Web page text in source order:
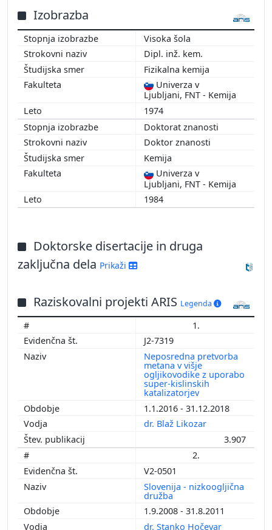
1976
1977
1982
1984
1985
1986
1987
1988
1990
1991
1992
1993
1995
Izobrazba
Visoka šola
Dipl. inž. kem.
Fizikalna kemija
Univerza v
Ljubljani, FNT - Kemija
1974
Doktorat znanosti
Doktor znanosti
Kemija
Univerza v
Ljubljani, FNT - Kemija
1984
Doktorske disertacije in druga
zaključna dela Prikaži
Raziskovalni projekti ARIS Legenda
1.
J2-7319
Neposredna pretvorba
metana v višje
ogljikovodike z uporabo
super-kislinskih
katalizatorjev
1.1.2016 - 31.12.2018
dr. Blaž Likozar
3.907
2.
V2-0501
Slovenija - nizkoogljična
družba
1.9.2008 - 31.8.2011
dr. Stanko Hočevar